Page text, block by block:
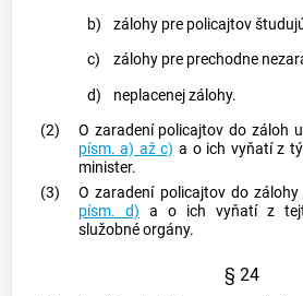
b)
zálohy pre policajtov
c)
zálohy pre prechodne
d)
neplacenej zálohy.
(2)
O zaradení policajtov do záloh
písm. a) až c) a o ich vyňatí z
minister.
(3)
O zaradení policajtov do
písm. d) a o ich vyňatí z
služobné orgány.
§ 24